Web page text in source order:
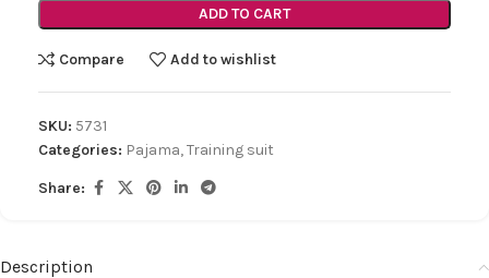
ADD TO CART
Compare Add to wishlist
SKU: 5731
Categories: Pajama,Training suit
Share:
Description